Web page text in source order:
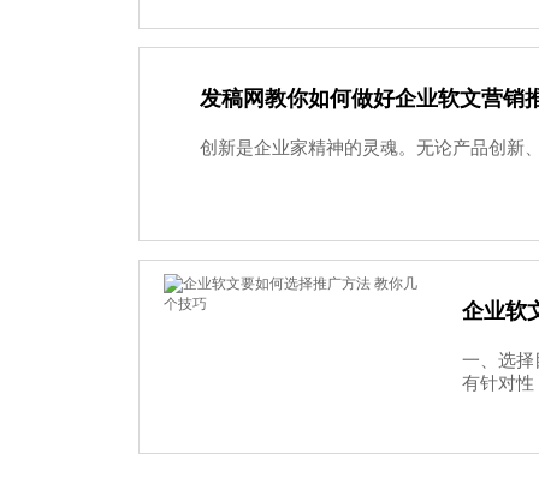
发稿网教你如何做好企业软文营销
创新是企业家精神的灵魂。无论产品创新
企业软
一、选择
有针对性